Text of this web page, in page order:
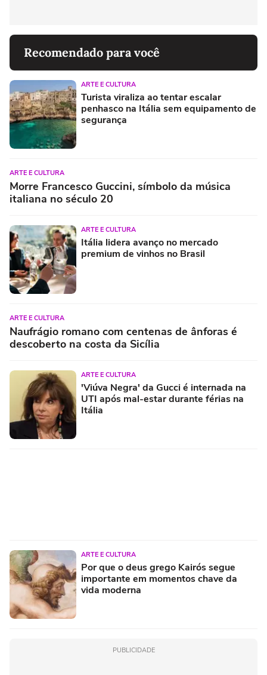
Recomendado para você
ARTE E CULTURA
Turista viraliza ao tentar escalar
penhasco na Itália sem equipamento de
segurança
ARTE E CULTURA
Morre Francesco Guccini, símbolo da música
italiana no século 20
ARTE E CULTURA
Itália lidera avanço no mercado
premium de vinhos no Brasil
ARTE E CULTURA
Naufrágio romano com centenas de ânforas é
descoberto na costa da Sicília
ARTE E CULTURA
'Viúva Negra' da Gucci é internada na
UTI após mal-estar durante férias na
Itália
ARTE E CULTURA
Por que o deus grego Kairós segue
importante em momentos chave da
vida moderna
PUBLICIDADE